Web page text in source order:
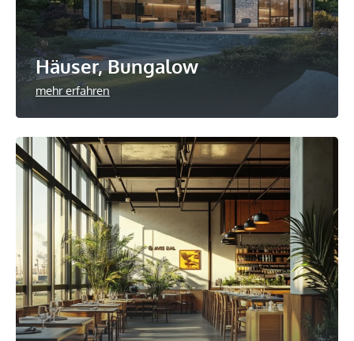
Häuser, Bungalow
mehr erfahren